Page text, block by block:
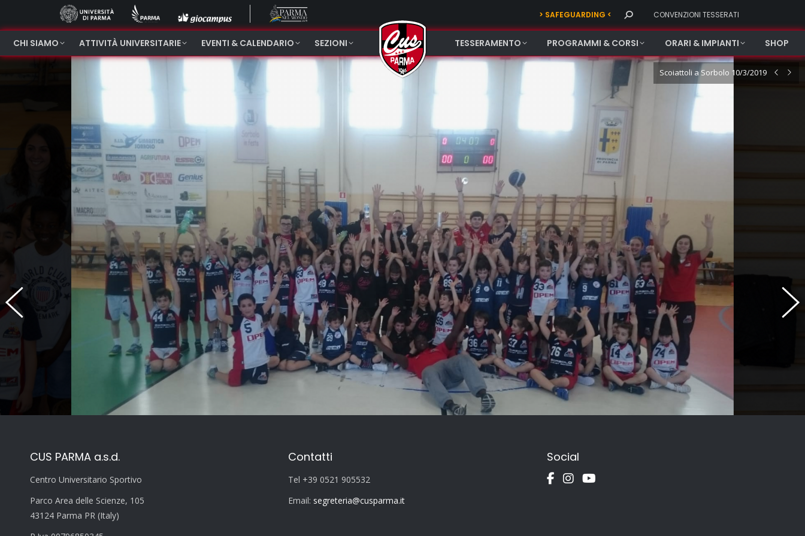
> SAFEGUARDING < Search: CONVENZIONI TESSERATI
CHI SIAMO ATTIVITÀ UNIVERSITARIE EVENTI & CALENDARIO SEZIONI TESSERAMENTO PROGRAMMI & CORSI ORARI & IMPIANTI SHOP
WhatsApp Image 2019-03-10 at 13.37.08
Scoiattoli a Sorbolo 10/3/2019
CUS PARMA a.s.d.
Centro Universitario Sportivo
Parco Area delle Scienze, 105
43124 Parma PR (Italy)
Contatti
Tel +39 0521 905532
Email: segreteria@cusparma.it
Social